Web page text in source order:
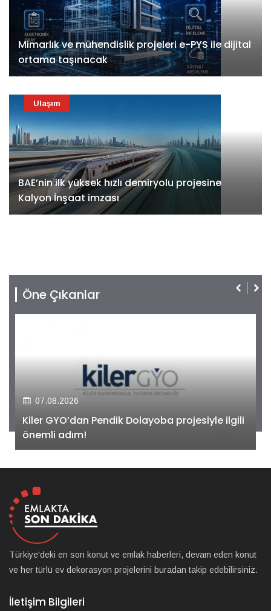
Mimarlık ve mühendislik projeleri e-PYS ile dijital
ortama taşınacak
BAE’nin ilk yüksek hızlı demiryolu projesine
Kalyon İnşaat imzası
Ulaşım
Öne Çıkanlar
07.08.2026
Kiler GYO’dan Pendik Dolayoba projesiyle ilgili
önemli adım!
Türkiye'deki en son konut ve emlak haberleri, devam eden konut
ve her türlü ev dekorasyon projelerini buradan takip edebilirsiniz.
İletişim Bilgileri